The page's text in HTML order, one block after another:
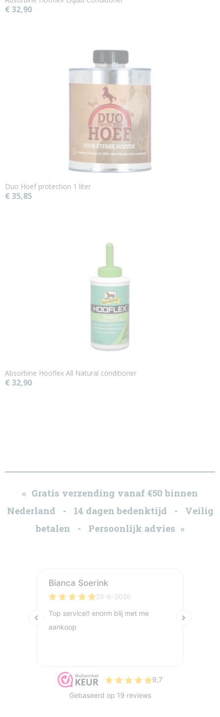
€ 32,90
Duo Hoef protection 1 liter
€ 35,85
Absorbine Hooflex All Natural conditioner
€ 32,90
« Gratis verzending vanaf €50 binnen
Nederland - 14 dagen bedenktijd - Veilig
betalen - Persoonlijk advies »